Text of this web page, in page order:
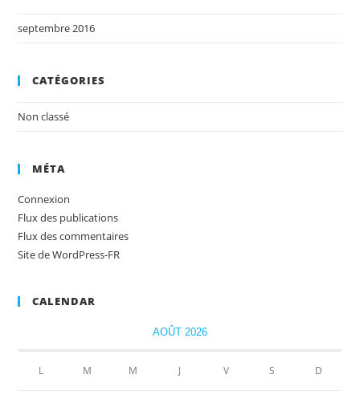
septembre 2016
CATÉGORIES
Non classé
MÉTA
Connexion
Flux des publications
Flux des commentaires
Site de WordPress-FR
CALENDAR
AOÛT 2026
L M M J V S D